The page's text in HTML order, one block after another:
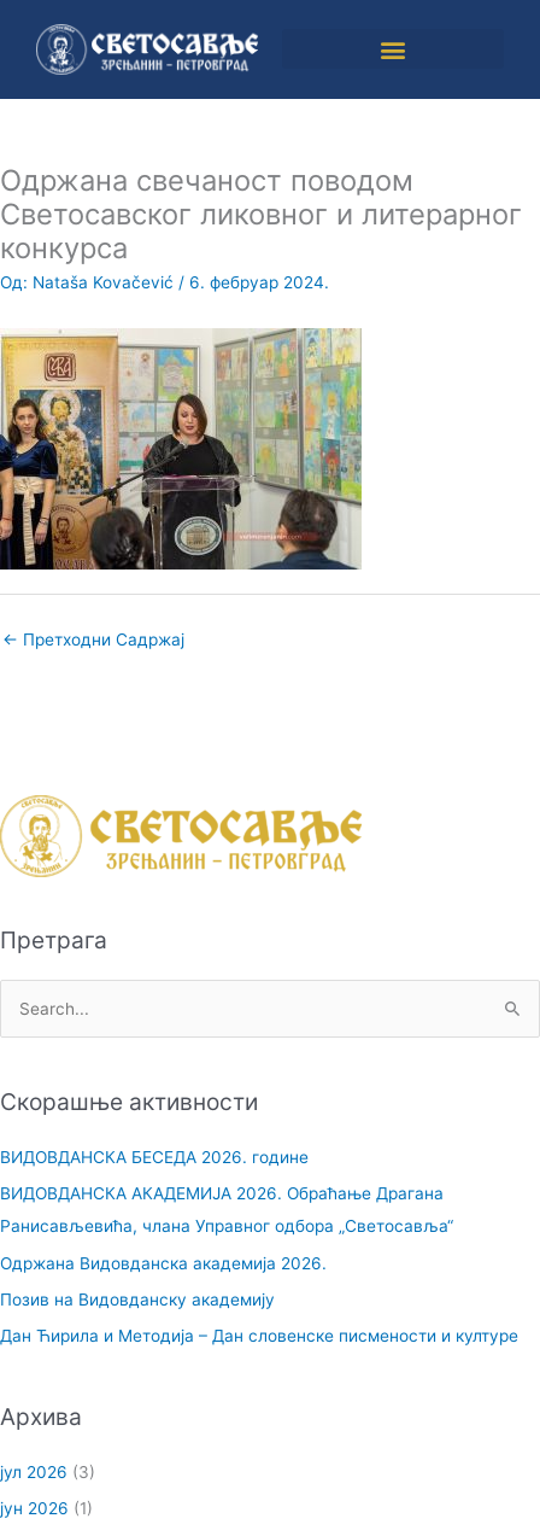
садржај
Одржана свечаност поводом
Светосавског ликовног и литерарног
конкурса
Од: Nataša Kovačević / 6. фебруар 2024.
← Претходни Садржај
Претрага
т
з
а
:
Скорашње активности
ВИДОВДАНСКА БЕСЕДА 2026. године
ВИДОВДАНСКА АКАДЕМИЈА 2026. Обраћање Драгана
Ранисављевића, члана Управног одбора „Светосавља“
Одржана Видовданска академија 2026.
Позив на Видовданску академију
Дан Ћирила и Методија – Дан словенске писмености и културе
Архива
јул 2026 (3)
јун 2026 (1)